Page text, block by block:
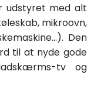
udstyret med alt
mikroovn,
Den
til at nyde gode
tv og